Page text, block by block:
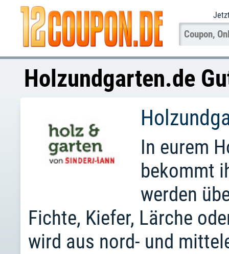
Holzundgarten.de
In eurem
bekommt
werden
Fichte, Kiefer, Lärche
wird aus nord- und